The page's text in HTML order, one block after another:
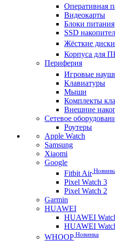
Оперативная
Видеокарты
Блоки питания
SSD
Жёсткие
Корпуса для
Периферия
Игровые
Клавиатуры
Мыши
Комплекты
Внешние
Сетевое
Роутеры
Apple Watch
Samsung
Xiaomi
Google
Fitbit Air
Pixel Watch 3
Pixel Watch 2
Garmin
HUAWEI
HUAWEI
HUAWEI
WHOOP Новинка